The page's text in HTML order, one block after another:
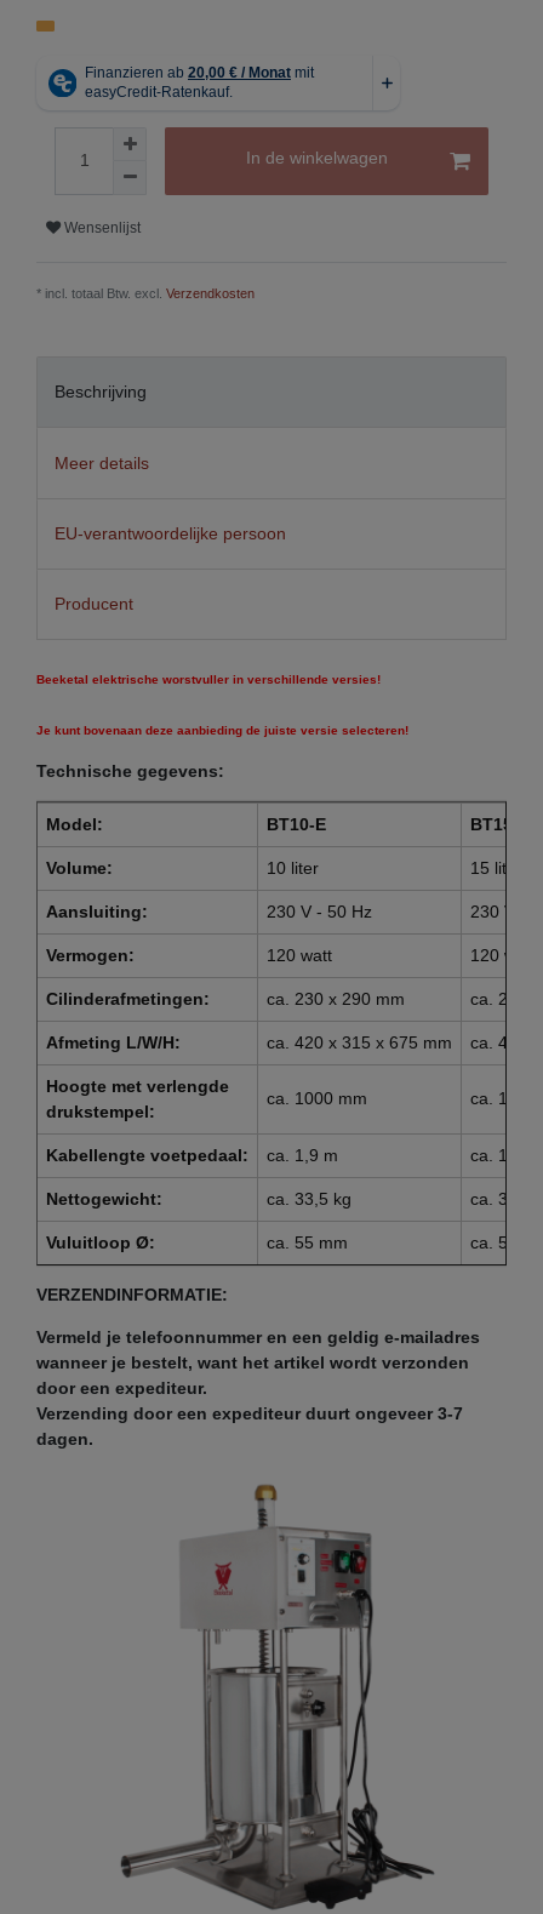
In de winkelwagen
Wensenlijst
* incl. totaal Btw. excl. Verzendkosten
Beschrijving
Meer details
EU-verantwoordelijke persoon
Producent
Beeketal elektrische worstvuller in verschillende versies!
Je kunt bovenaan deze aanbieding de juiste versie selecteren!
Technische gegevens:
Model: BT10-E BT15-E
Volume: 10 liter 15 liter
Aansluiting: 230 V - 50 Hz 230 V -
Vermogen: 120 watt 120 watt
Cilinderafmetingen: ca. 230 x 290 mm ca. 230
Afmeting L/W/H: ca. 420 x 315 x 675 mm ca. 420
Hoogte met verlengde
drukstempel:
ca. 1000 mm ca. 1255
Kabellengte voetpedaal: ca. 1,9 m ca. 1,9 m
Nettogewicht: ca. 33,5 kg ca. 35,5
Vuluitloop Ø: ca. 55 mm ca. 55
VERZENDINFORMATIE:
Vermeld je telefoonnummer en een geldig e-mailadres
wanneer je bestelt, want het artikel wordt verzonden
door een expediteur.
Verzending door een expediteur duurt ongeveer 3-7
dagen.